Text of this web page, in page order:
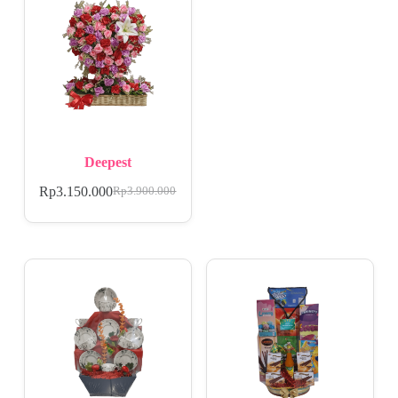
Deepest
Rp3.900.000
Rp3.150.000